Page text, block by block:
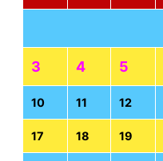
3 4 5
10 11 12
17 18 19